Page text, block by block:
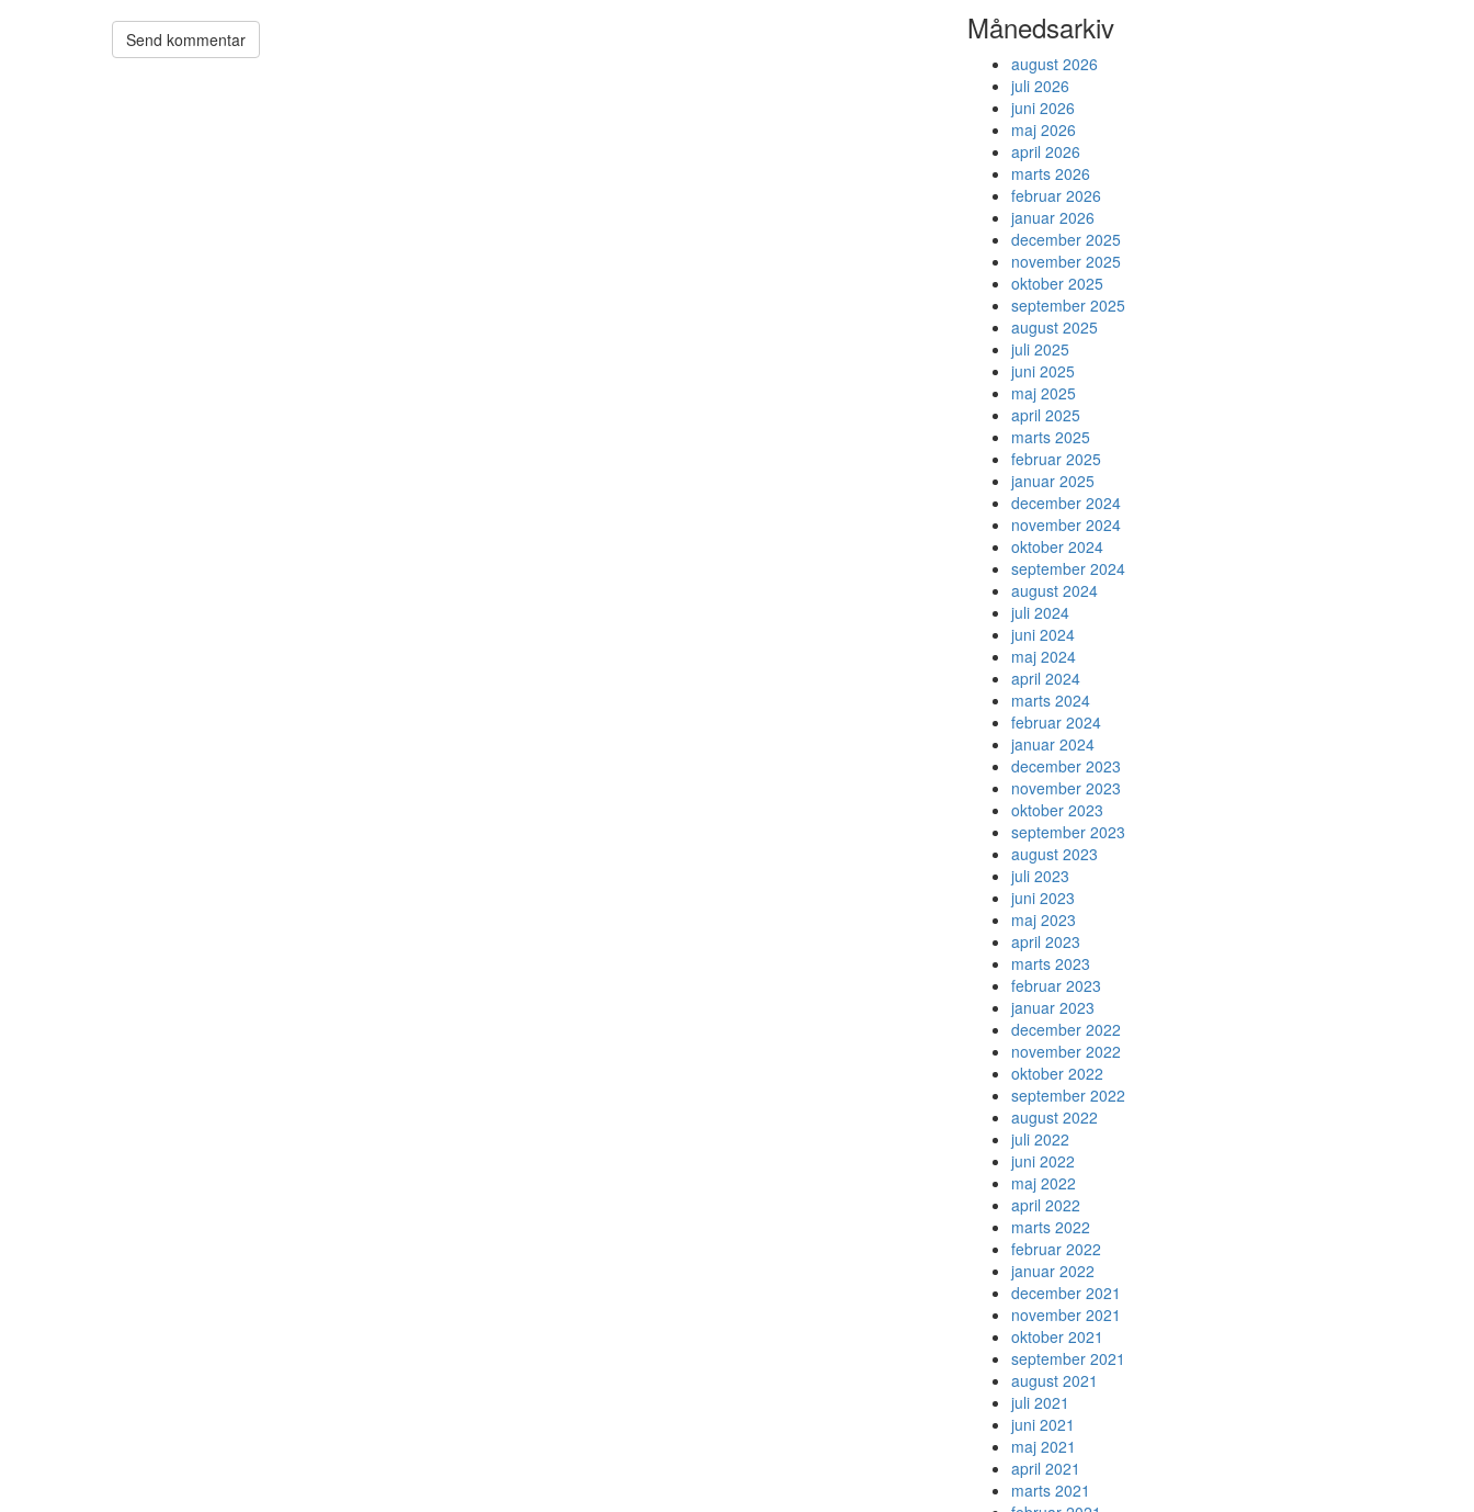
Månedsarkiv
august 2026
juli 2026
juni 2026
maj 2026
april 2026
marts 2026
februar 2026
januar 2026
december 2025
november 2025
oktober 2025
september 2025
august 2025
juli 2025
juni 2025
maj 2025
april 2025
marts 2025
februar 2025
januar 2025
december 2024
november 2024
oktober 2024
september 2024
august 2024
juli 2024
juni 2024
maj 2024
april 2024
marts 2024
februar 2024
januar 2024
december 2023
november 2023
oktober 2023
september 2023
august 2023
juli 2023
juni 2023
maj 2023
april 2023
marts 2023
februar 2023
januar 2023
december 2022
november 2022
oktober 2022
september 2022
august 2022
juli 2022
juni 2022
maj 2022
april 2022
marts 2022
februar 2022
januar 2022
december 2021
november 2021
oktober 2021
september 2021
august 2021
juli 2021
juni 2021
maj 2021
april 2021
marts 2021